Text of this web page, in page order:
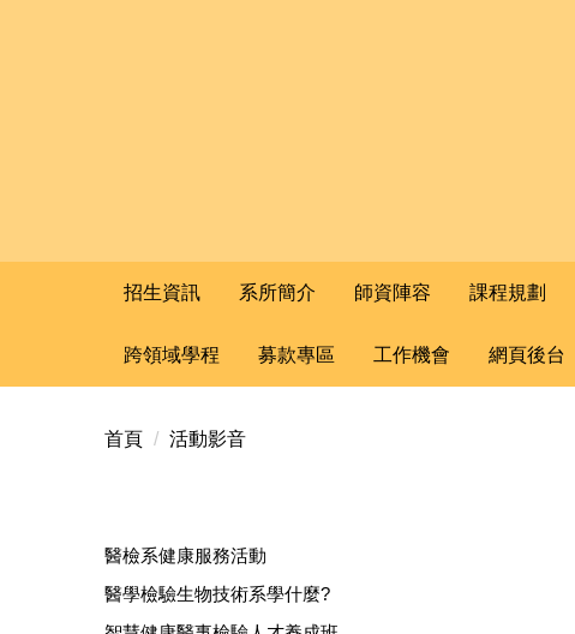
招生資訊 系所簡介 師資陣容 課程規劃
跨領域學程 募款專區 工作機會 網頁後台
首頁 活動影音
醫檢系健康服務活動
醫學檢驗生物技術系學什麼?